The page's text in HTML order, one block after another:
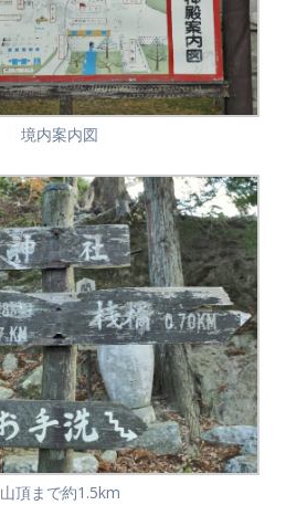
境内案内図
山頂まで約1.5km